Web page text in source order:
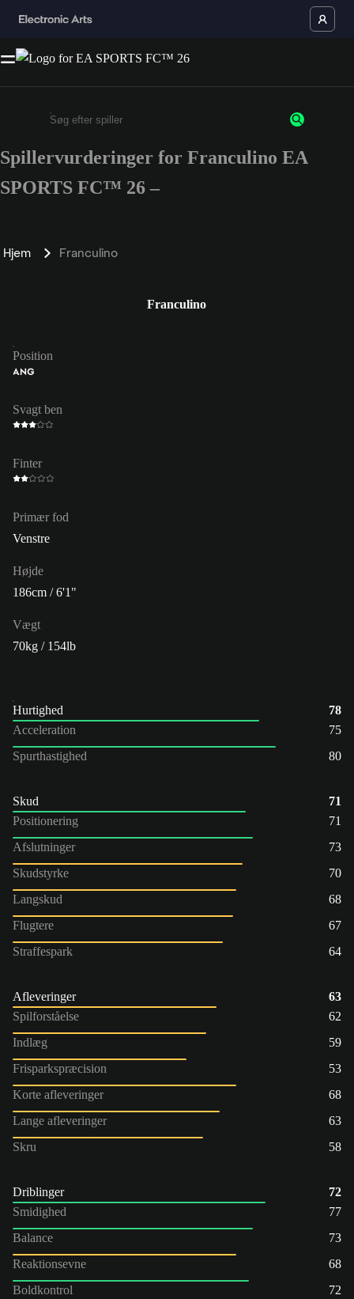
Enter a minimum of 3 characters or numbers
Spillervurderinger for Franculino EA
SPORTS FC™ 26 –
Hjem Franculino
Franculino
Position
ANG
Svagt ben
Finter
Primær fod
Venstre
Højde
186cm / 6'1"
Vægt
70kg / 154lb
Hurtighed
78
Acceleration
75
Spurthastighed
80
Skud
71
Positionering
71
Afslutninger
73
Skudstyrke
70
Langskud
68
Flugtere
67
Straffespark
64
Afleveringer
63
Spilforståelse
62
Indlæg
59
Frisparkspræcision
53
Korte afleveringer
68
Lange afleveringer
63
Skru
58
Driblinger
72
Smidighed
77
Balance
73
Reaktionsevne
68
Boldkontrol
72